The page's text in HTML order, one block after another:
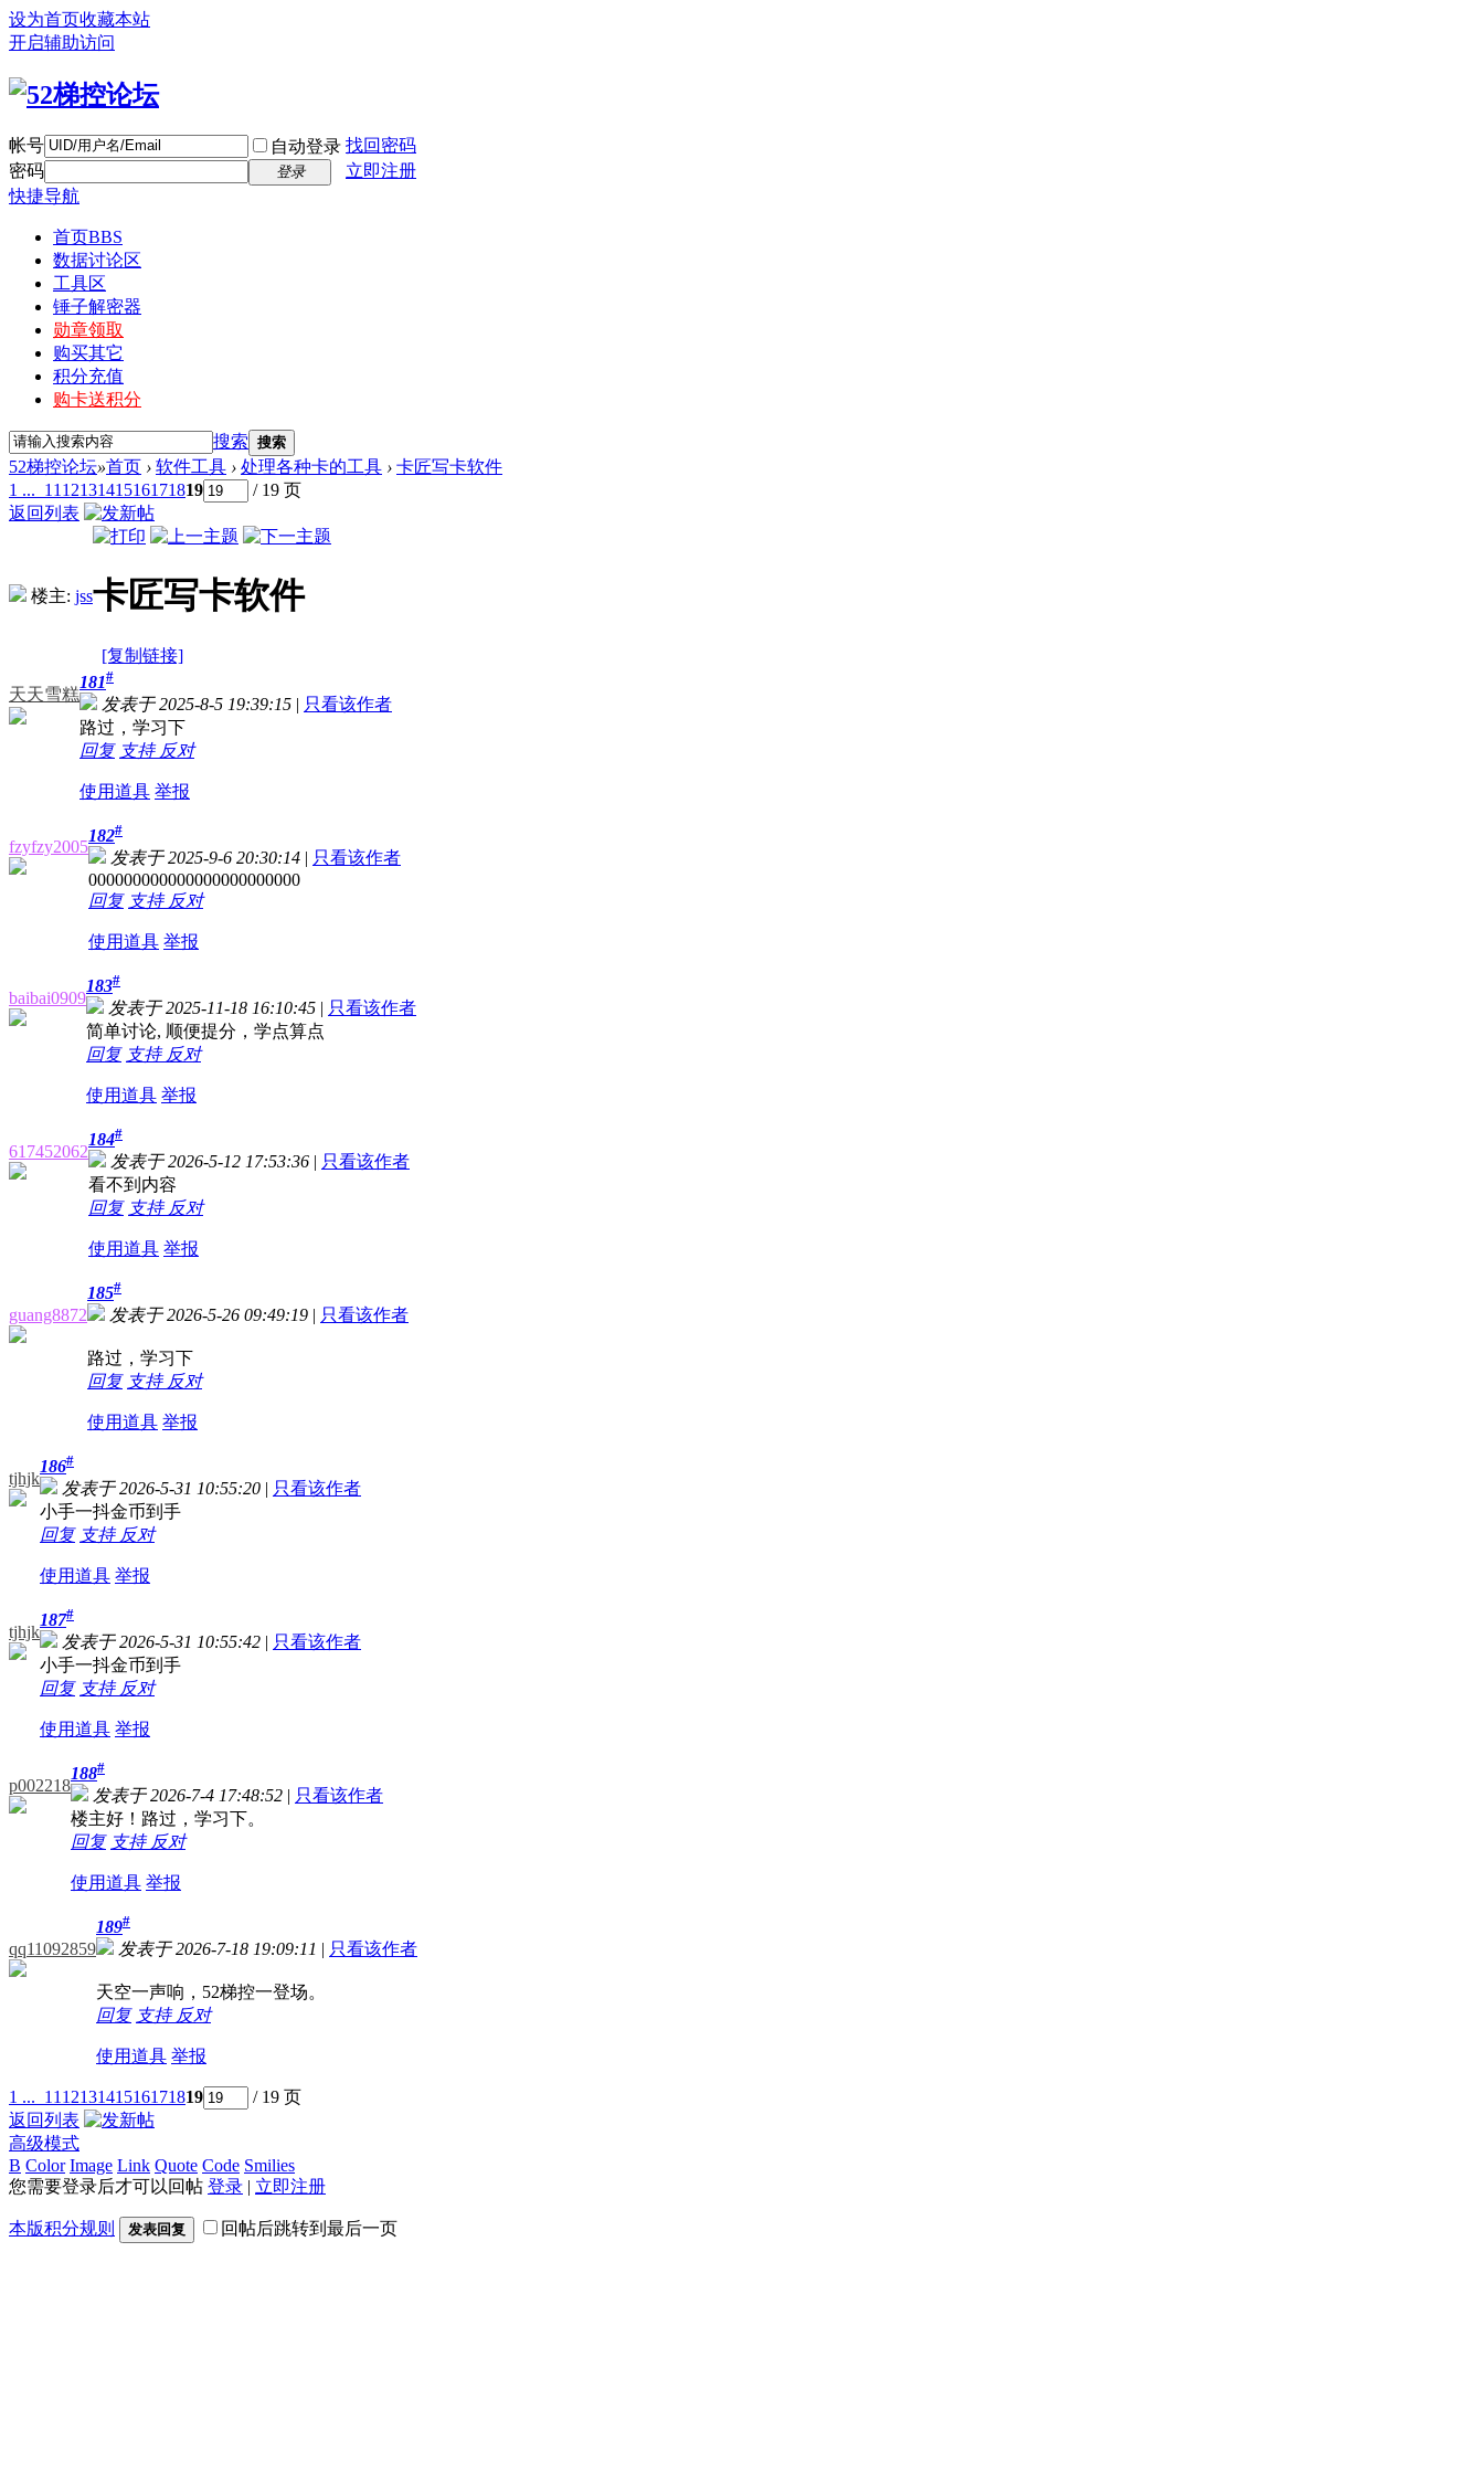
设为首页收藏本站
开启辅助访问
帐号 自动登录 找回密码
密码
登录
立即注册
快捷导航
首页BBS
数据讨论区
工具区
锤子解密器
勋章领取
购买其它
积分充值
购卡送积分
搜索 搜索
52梯控论坛»首页 › 软件工具 › 处理各种卡的工具 › 卡匠写卡软件
1 ... 11 1213141516171819
/ 19 页
返回列表
楼主: jss卡匠写卡软件
[复制链接]
天天雪糕
181#
发表于 2025-8-5 19:39:15 | 只看该作者
路过，学习下
回复 支持 反对
使用道具 举报
fzyfzy2005
182#
发表于 2025-9-6 20:30:14 | 只看该作者
000000000000000000000000
回复 支持 反对
使用道具 举报
baibai0909
183#
发表于 2025-11-18 16:10:45 | 只看该作者
简单讨论, 顺便提分，学点算点
回复 支持 反对
使用道具 举报
617452062
184#
发表于 2026-5-12 17:53:36 | 只看该作者
看不到内容
回复 支持 反对
使用道具 举报
guang8872
185#
发表于 2026-5-26 09:49:19 | 只看该作者
路过，学习下
回复 支持 反对
使用道具 举报
tjhjk
186#
发表于 2026-5-31 10:55:20 | 只看该作者
小手一抖金币到手
回复 支持 反对
使用道具 举报
tjhjk
187#
发表于 2026-5-31 10:55:42 | 只看该作者
小手一抖金币到手
回复 支持 反对
使用道具 举报
p002218
188#
发表于 2026-7-4 17:48:52 | 只看该作者
楼主好！路过，学习下。
回复 支持 反对
使用道具 举报
qq11092859
189#
发表于 2026-7-18 19:09:11 | 只看该作者
天空一声响，52梯控一登场。
回复 支持 反对
使用道具 举报
1 ... 11 1213141516171819
/ 19 页
返回列表
高级模式
B Color Image Link Quote Code Smilies
您需要登录后才可以回帖 登录 | 立即注册
本版积分规则 发表回复 回帖后跳转到最后一页